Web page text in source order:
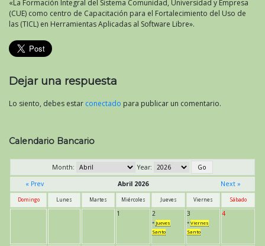
«La Formación Integral del Sistema Comunidad, Universidad y Empresa
(CUE) como centro de Capacitación para el Fortalecimiento del Uso de
las (TICL) en Herramientas Aplicadas al Software Libre».
Dejar una respuesta
Lo siento, debes estar conectado para publicar un comentario.
Calendario Bancario
Month:
Year:
« Prev
Abril 2026 Next »
Domingo Lunes Martes Miércoles Jueves Viernes Sábado
1 2
* Jueves
Santo
3
* Viernes
Santo
4